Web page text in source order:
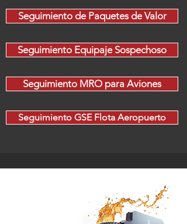
Seguimiento de Paquetes de Valor
Seguimiento Equipaje Sospechoso
Seguimiento MRO para Aviones
Seguimiento GSE Flota Aeropuerto